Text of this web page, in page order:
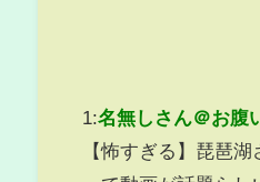
1:名無しさん＠お腹
【怖すぎる】琵琶